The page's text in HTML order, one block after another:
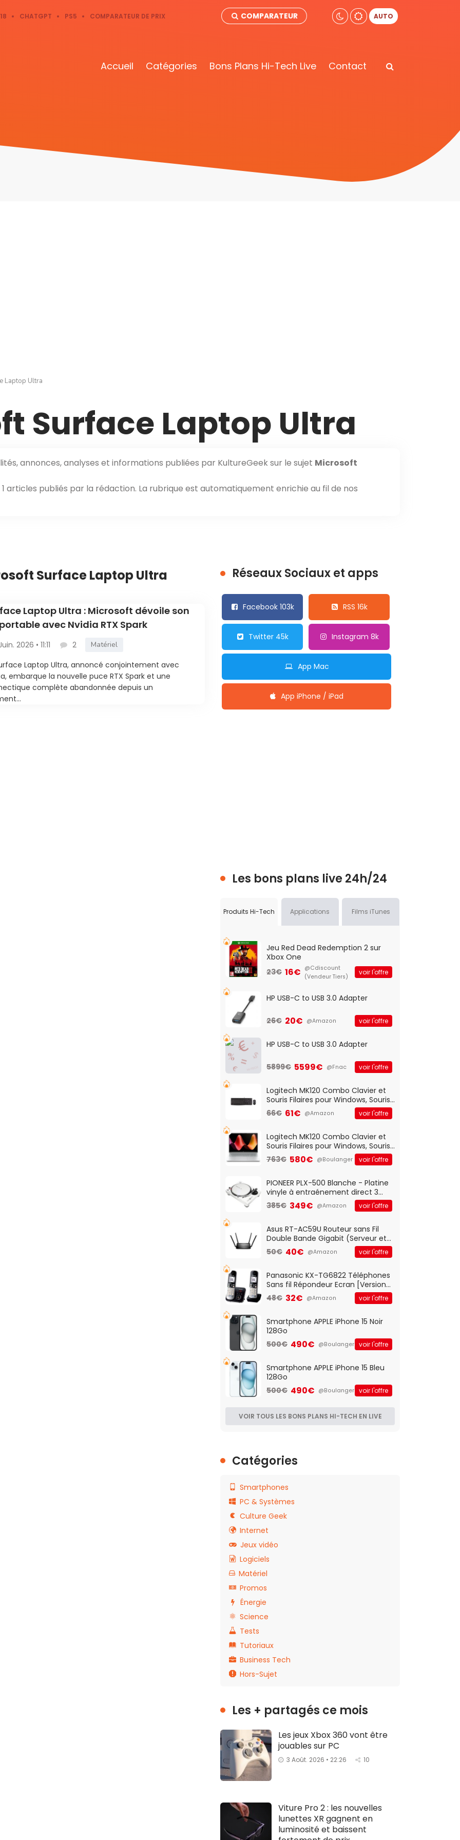
CHATGPT PS5 COMPARATEUR DE PRIX COMPARATEUR AUTO
Accueil Catégories Bons Plans Hi-Tech Live Contact
Laptop Ultra
Surface Laptop Ultra
annonces, analyses et informations publiées par KultureGeek sur le sujet Microsoft
publiés par la rédaction. La rubrique est automatiquement enrichie au fil de nos
Surface Laptop Ultra
Laptop Ultra : Microsoft dévoile son
avec Nvidia RTX Spark
2026 • 11:11 2 Matériel
Laptop Ultra, annoncé conjointement avec
embarque la nouvelle puce RTX Spark et une
complète abandonnée depuis un
Réseaux Sociaux et apps
Facebook 103k RSS 16k
Twitter 45k Instagram 8k
App Mac
App iPhone / iPad
Les bons plans live 24h/24
Produits Hi-Tech Applications Films iTunes
Jeu Red Dead Redemption 2 sur
Xbox One
23€ 16€ @Cdiscount
(Vendeur Tiers)
voir l'offre
HP USB-C to USB 3.0 Adapter
26€ 20€ @Amazon voir l'offre
HP USB-C to USB 3.0 Adapter
5899€ 5599€ @Fnac voir l'offre
Logitech MK120 Combo Clavier et
Souris Filaires pour Windows, Souris
Optique Filaire, Connexion USB Plug
And Play, Confortable, Taille
QWERTY UK - Noir
66€ 61€ @Amazon voir l'offre
Logitech MK120 Combo Clavier et
Souris Filaires pour Windows, Souris
Optique Filaire, Connexion USB Plug
And Play, Confortable, Taille
QWERTY UK - Noir
763€ 580€ @Boulanger voir l'offre
PIONEER PLX-500 Blanche - Platine
vinyle à entraénement direct 3
vitesses (33-45-78 trs/min) avec
pre-ampli intégré et port USB
385€ 349€ @Amazon voir l'offre
Asus RT-AC59U Routeur sans Fil
Double Bande Gigabit (Serveur et
Client VPN, Triple Vlan, Mode Point
d'accès et Bridge, contrôle
50€ 40€ @Amazon voir l'offre
Panasonic KX-TG6822 Téléphones
Sans fil Répondeur Ecran [Version
Française]
48€ 32€ @Amazon voir l'offre
Smartphone APPLE iPhone 15 Noir
128Go
500€ 490€ @Boulanger voir l'offre
Smartphone APPLE iPhone 15 Bleu
128Go
500€ 490€ @Boulanger voir l'offre
VOIR TOUS LES BONS PLANS HI-TECH EN LIVE
Catégories
Smartphones
PC & Systèmes
Culture Geek
Internet
Jeux vidéo
Logiciels
Matériel
Promos
Énergie
Science
Tests
Tutoriaux
Business Tech
Hors-Sujet
Les + partagés ce mois
Les jeux Xbox 360 vont être
jouables sur PC
3 Août. 2026 • 22:26 10
Viture Pro 2 : les nouvelles
lunettes XR gagnent en
luminosité et baissent